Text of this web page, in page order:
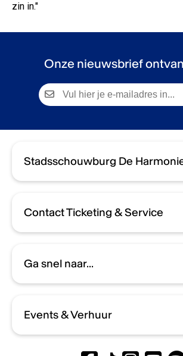
zin in."
Onze nieuwsbrief
Stadsschouwburg De
Contact Ticketing & Service
Ga snel naar...
Events & Verhuur